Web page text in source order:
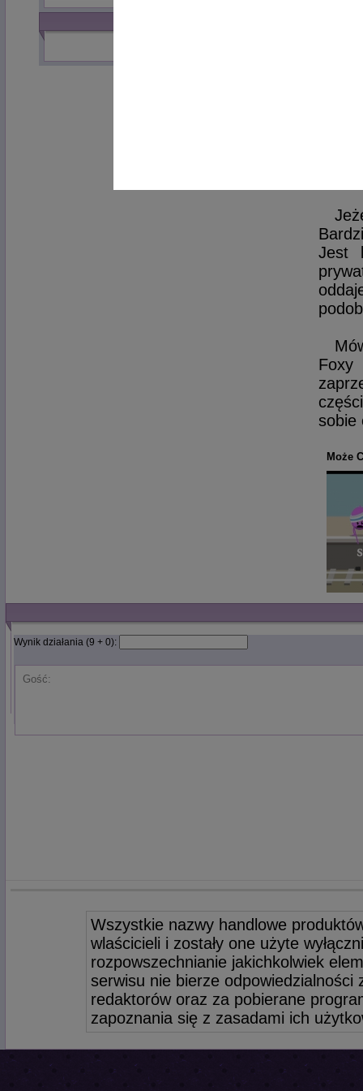
Jest
Foxy
sobie
Może
Wynik działania (9 + 0):
Gość:
Wszystkie nazwy handlowe
wlaścicieli i zostały one użyte
rozpowszechnianie jakichkolwiek
serwisu nie bierze odpowiedzialności
redaktorów oraz za pobierane
zapoznania się z zasadami ich